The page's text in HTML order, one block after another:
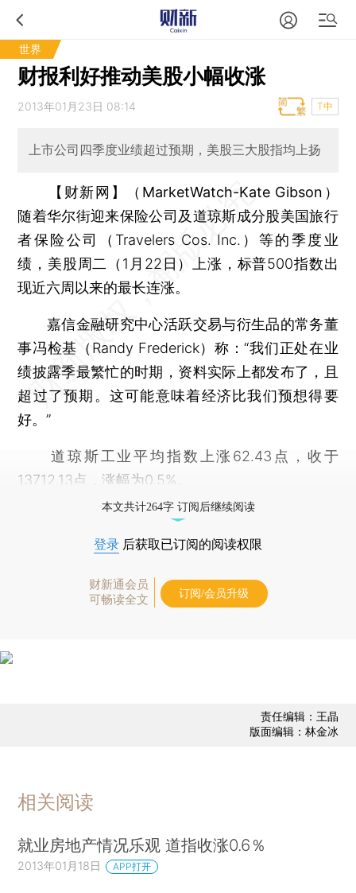
世界
财报利好推动美股小幅收涨
2013年01月23日 08:14 T中
上市公司四季度业绩超过预期，美股三大股指均上扬
【财新网】（MarketWatch-Kate Gibson）
随着华尔街迎来保险公司及道琼斯成分股美国旅行
者保险公司（Travelers Cos. Inc.）等的季度业
绩，美股周二（1月22日）上涨，标普500指数出
现近六周以来的最长连涨。
嘉信金融研究中心活跃交易与衍生品的常务董
事冯检基（Randy Frederick）称：“我们正处在业
绩披露季最繁忙的时期，资料实际上都发布了，且
超过了预期。这可能意味着经济比我们预想得要
好。”
道琼斯工业平均指数上涨62.43点，收于
13712.13点，涨幅为0.5%。
本文共计264字 订阅后继续阅读
登录 后获取已订阅的阅读权限
财新通会员
可畅读全文
订阅/会员升级
责任编辑：王晶
版面编辑：林金冰
相关阅读
就业房地产情况乐观 道指收涨0.6％
2013年01月18日 APP打开